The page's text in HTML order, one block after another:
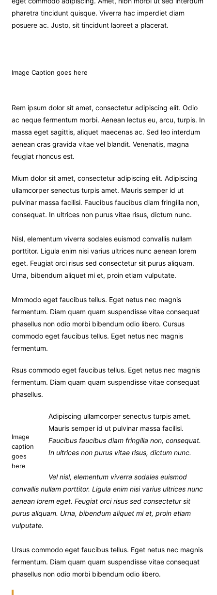
pharetra tincidunt quisque. Viverra hac imperdiet diam
posuere ac. Justo, sit tincidunt laoreet a placerat.
Image Caption goes here
Rem ipsum dolor sit amet, consectetur adipiscing elit. Odio
ac neque fermentum morbi. Aenean lectus eu, arcu, turpis. In
massa eget sagittis, aliquet maecenas ac. Sed leo interdum
aenean cras gravida vitae vel blandit. Venenatis, magna
feugiat rhoncus est.
Mium dolor sit amet, consectetur adipiscing elit. Adipiscing
ullamcorper senectus turpis amet. Mauris semper id ut
pulvinar massa facilisi. Faucibus faucibus diam fringilla non,
consequat. In ultrices non purus vitae risus, dictum nunc.
Nisl, elementum viverra sodales euismod convallis nullam
porttitor. Ligula enim nisi varius ultrices nunc aenean lorem
eget. Feugiat orci risus sed consectetur sit purus aliquam.
Urna, bibendum aliquet mi et, proin etiam vulputate.
Mmmodo eget faucibus tellus. Eget netus nec magnis
fermentum. Diam quam quam suspendisse vitae consequat
phasellus non odio morbi bibendum odio libero. Cursus
commodo eget faucibus tellus. Eget netus nec magnis
fermentum.
Rsus commodo eget faucibus tellus. Eget netus nec magnis
fermentum. Diam quam quam suspendisse vitae consequat
phasellus.
Image
caption
goes
here
Adipiscing ullamcorper senectus turpis amet.
Mauris semper id ut pulvinar massa facilisi.
Faucibus faucibus diam fringilla non, consequat.
In ultrices non purus vitae risus, dictum nunc.
Vel nisl, elementum viverra sodales euismod
convallis nullam porttitor. Ligula enim nisi varius ultrices nunc
aenean lorem eget. Feugiat orci risus sed consectetur sit
purus aliquam. Urna, bibendum aliquet mi et, proin etiam
vulputate.
Ursus commodo eget faucibus tellus. Eget netus nec magnis
fermentum. Diam quam quam suspendisse vitae consequat
phasellus non odio morbi bibendum odio libero.